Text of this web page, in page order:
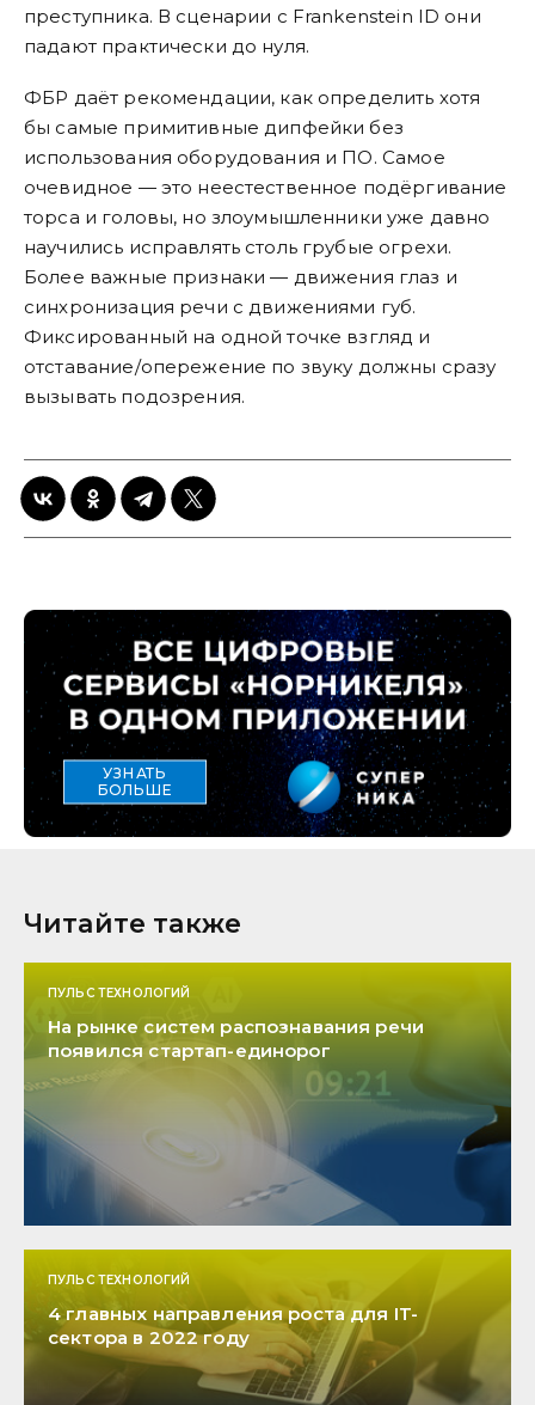
преступника. В сценарии с Frankenstein ID они
падают практически до нуля.
ФБР даёт рекомендации, как определить хотя
бы самые примитивные дипфейки без
использования оборудования и ПО. Самое
очевидное — это неестественное подёргивание
торса и головы, но злоумышленники уже давно
научились исправлять столь грубые огрехи.
Более важные признаки — движения глаз и
синхронизация речи с движениями губ.
Фиксированный на одной точке взгляд и
отставание/опережение по звуку должны сразу
вызывать подозрения.
УЗНАТЬ
БОЛЬШЕ
Читайте также
ПУЛЬС ТЕХНОЛОГИЙ
На рынке систем распознавания речи
появился стартап-единорог
ПУЛЬС ТЕХНОЛОГИЙ
4 главных направления роста для IT-
сектора в 2022 году